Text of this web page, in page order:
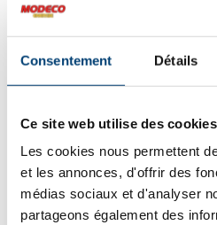
Consentement Détails
Ce site web utilise des cookies.
Les cookies nous permettent
et les annonces, d'offrir des
médias sociaux et d'analyser
partageons également des
Modulo plan
gris cargo
735.00€ TVAC